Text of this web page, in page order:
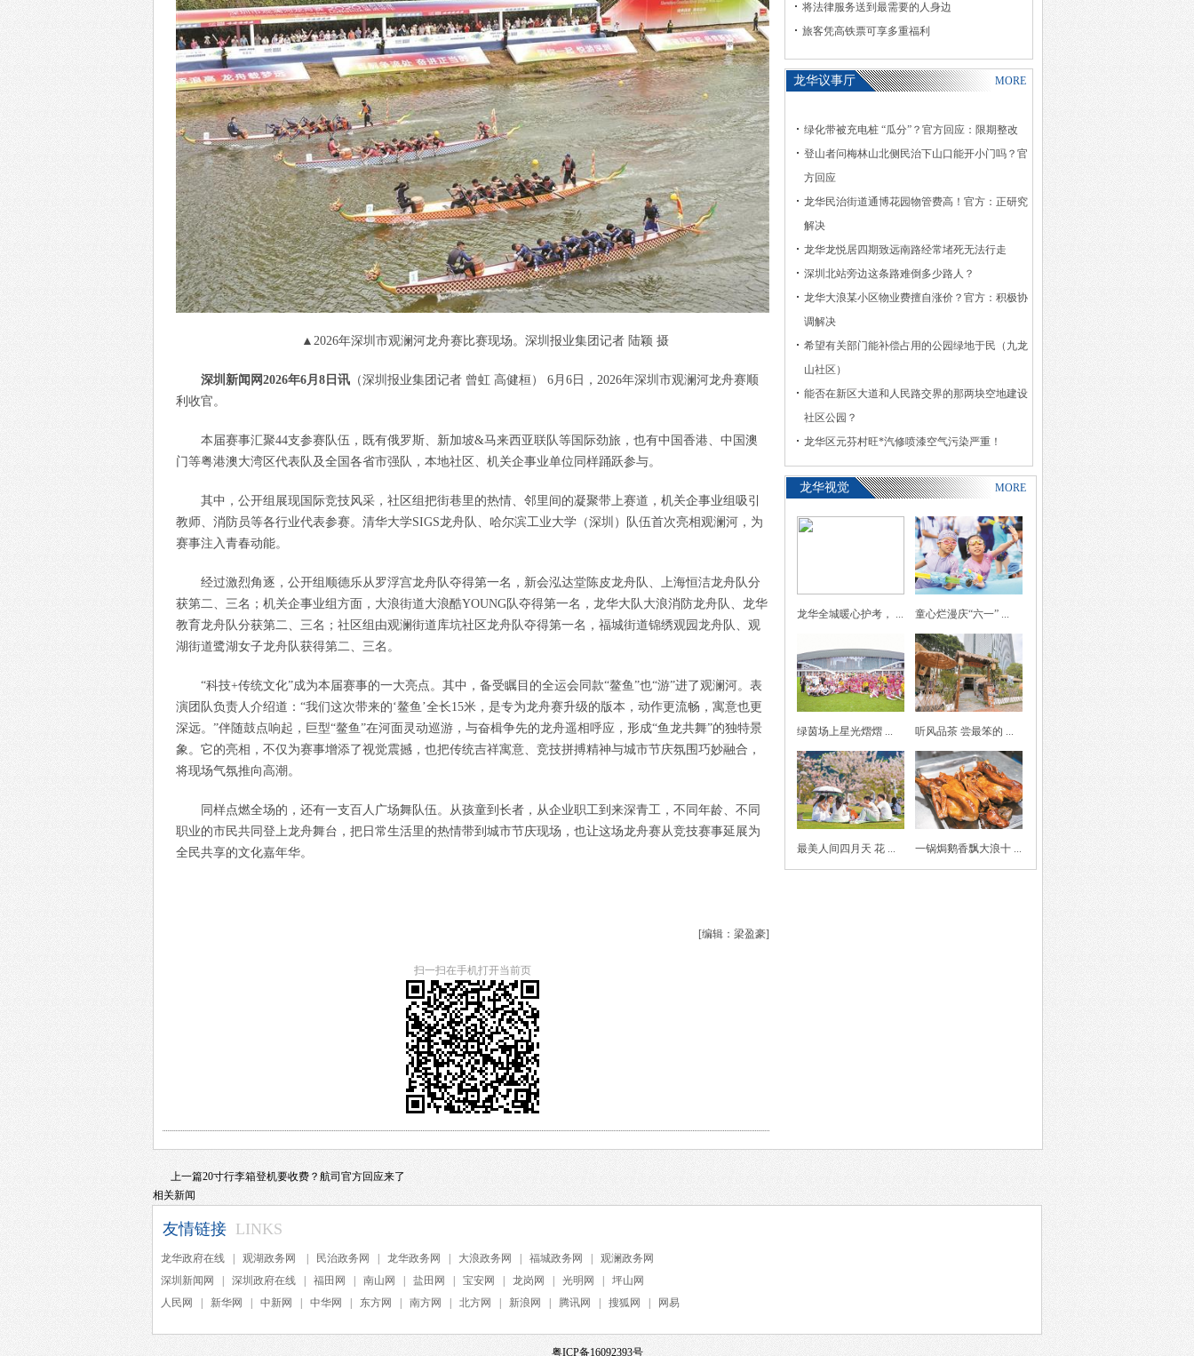
▲2026年深圳市观澜河龙舟赛比赛现场。深圳报业集团记者 陆颖 摄
深圳新闻网2026年6月8日讯 （深圳报业集团记者 曾虹 高健桓） 6月6日，2026年深圳市观澜河龙舟赛顺
利收官。
本届赛事汇聚44支参赛队伍，既有俄罗斯、新加坡&马来西亚联队等国际劲旅，也有中国香港、中国澳
门等粤港澳大湾区代表队及全国各省市强队，本地社区、机关企事业单位同样踊跃参与。
其中，公开组展现国际竞技风采，社区组把街巷里的热情、邻里间的凝聚带上赛道，机关企事业组吸引
教师、消防员等各行业代表参赛。清华大学SIGS龙舟队、哈尔滨工业大学（深圳）队伍首次亮相观澜河，为
赛事注入青春动能。
经过激烈角逐，公开组顺德乐从罗浮宫龙舟队夺得第一名，新会泓达堂陈皮龙舟队、上海恒洁龙舟队分
获第二、三名；机关企事业组方面，大浪街道大浪酷YOUNG队夺得第一名，龙华大队大浪消防龙舟队、龙华
教育龙舟队分获第二、三名；社区组由观澜街道库坑社区龙舟队夺得第一名，福城街道锦绣观园龙舟队、观
湖街道鹭湖女子龙舟队获得第二、三名。
“科技+传统文化”成为本届赛事的一大亮点。其中，备受瞩目的全运会同款“鳌鱼”也“游”进了观澜河。表
演团队负责人介绍道：“我们这次带来的‘鳌鱼’全长15米，是专为龙舟赛升级的版本，动作更流畅，寓意也更
深远。”伴随鼓点响起，巨型“鳌鱼”在河面灵动巡游，与奋楫争先的龙舟遥相呼应，形成“鱼龙共舞”的独特景
象。它的亮相，不仅为赛事增添了视觉震撼，也把传统吉祥寓意、竞技拼搏精神与城市节庆氛围巧妙融合，
将现场气氛推向高潮。
同样点燃全场的，还有一支百人广场舞队伍。从孩童到长者，从企业职工到来深青工，不同年龄、不同
职业的市民共同登上龙舟舞台，把日常生活里的热情带到城市节庆现场，也让这场龙舟赛从竞技赛事延展为
全民共享的文化嘉年华。
[编辑：梁盈豪]
扫一扫在手机打开当前页
将法律服务送到最需要的人身边
旅客凭高铁票可享多重福利
龙华议事厅 MORE
绿化带被充电桩 “瓜分”？官方回应：限期整改
登山者问梅林山北侧民治下山口能开小门吗？官
方回应
龙华民治街道通博花园物管费高！官方：正研究
解决
龙华龙悦居四期致远南路经常堵死无法行走
深圳北站旁边这条路难倒多少路人？
龙华大浪某小区物业费擅自涨价？官方：积极协
调解决
希望有关部门能补偿占用的公园绿地于民（九龙
山社区）
能否在新区大道和人民路交界的那两块空地建设
社区公园？
龙华区元芬村旺*汽修喷漆空气污染严重！
龙华视觉 MORE
龙华全城暖心护考， ... 童心烂漫庆“六一” ...
绿茵场上星光熠熠 ... 听风品茶 尝最笨的 ...
最美人间四月天 花 ... 一锅焗鹅香飘大浪十 ...
上一篇20寸行李箱登机要收费？航司官方回应来了
相关新闻
友情链接 LINKS
龙华政府在线 观湖政务网 民治政务网 龙华政务网 大浪政务网 福城政务网
观澜政务网
深圳新闻网
深圳政府在线 福田网 南山网 盐田网 宝安网 龙岗网 光明网
坪山网
人民网
新华网 中新网 中华网 东方网 南方网 北方网 新浪网 腾讯网 搜狐网 网易
粤ICP备16092393号